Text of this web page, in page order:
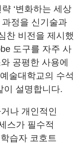
‘변화하는 세상
정을 신기술과
찬 비전을 제시했
도구를 자주 사
공평한 사용에
술대학교의 수석
이 설명합니다.
나 개인적인
스가 필수적
습자 코호트